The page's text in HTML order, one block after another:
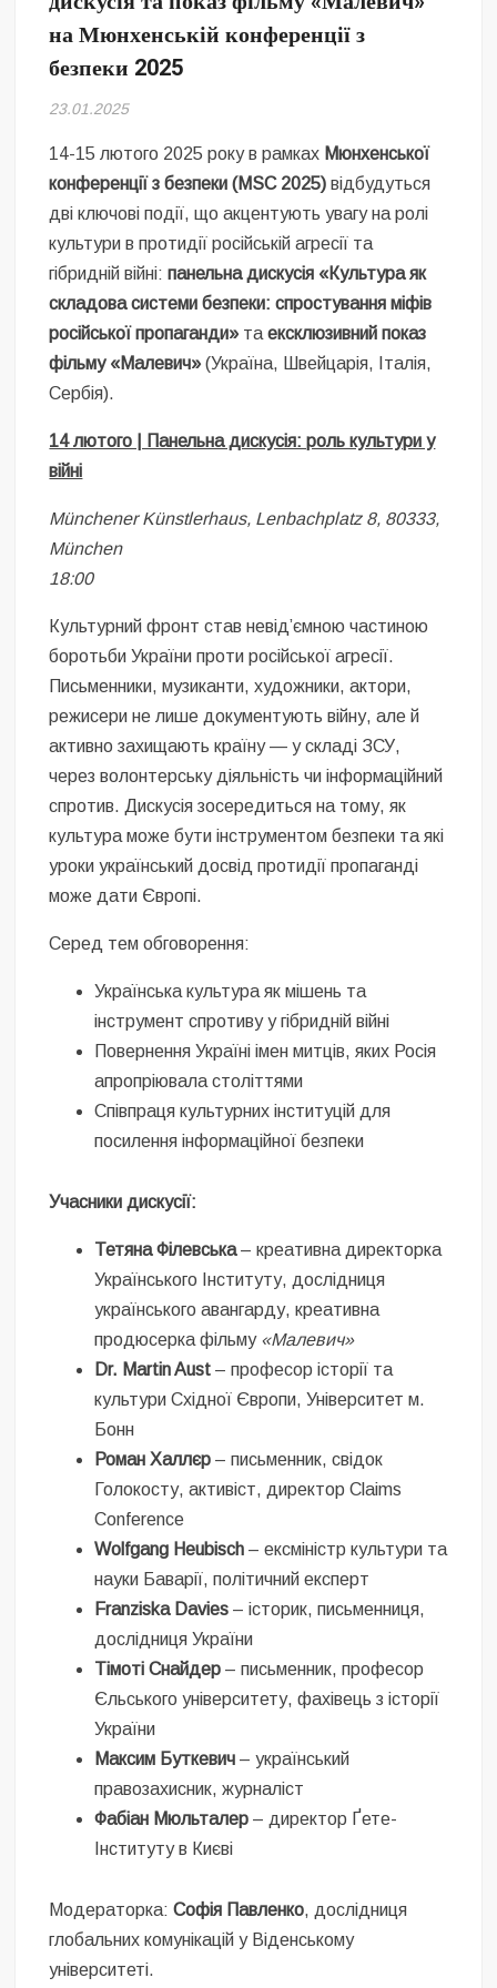
Безугла закликає валити Сирського
Світові бренди одягу та взуття: розвиток ринку та вплив на
сучасну моду
навколо керівництва армії
на Мюнхенській конференції з
безпеки 2025
23.01.2025
14-15 лютого 2025 року в рамках Мюнхенської
конференції з безпеки (MSC 2025) відбудуться
дві ключові події, що акцентують увагу на ролі
культури в протидії російській агресії та
гібридній війні:панельна дискусія «Культура як
складова системи безпеки: спростування міфів
російської пропаганди» таексклюзивний показ
фільму «Малевич» (Україна, Швейцарія, Італія,
Сербія).
14 лютого | Панельна дискусія: роль культури у
війні
Münchener Künstlerhaus, Lenbachplatz 8, 80333,
München
18:00
Культурний фронт став невід’ємною частиною
боротьби України проти російської агресії.
Письменники, музиканти, художники, актори,
режисери не лише документують війну, але й
активно захищають країну — у складі ЗСУ,
через волонтерську діяльність чи інформаційний
спротив. Дискусія зосередиться на тому, як
культура може бути інструментом безпеки та які
уроки український досвід протидії пропаганді
може дати Європі.
Серед тем обговорення:
Українська культура як мішень та
інструмент спротиву у гібридній війні
Повернення Україні імен митців, яких Росія
апропріювала століттями
Співпраця культурних інституцій для
посилення інформаційної безпеки
Учасники дискусії:
Тетяна Філевська– креативна директорка
Українського Інституту, дослідниця
українського авангарду, креативна
продюсерка фільму «Малевич»
Dr. Martin Aust – професор історії та
культури Східної Європи, Університет м.
Бонн
Роман Халлєр – письменник, свідок
Голокосту, активіст, директор Claims
Conference
Wolfgang Heubisch – ексміністр культури та
науки Баварії, політичний експерт
Franziska Davies – історик, письменниця,
дослідниця України
Тімоті Снайдер – письменник, професор
Єльського університету, фахівець з історії
України
Максим Буткевич – український
правозахисник, журналіст
Фабіан Мюльталер – директор Ґете-
Інституту в Києві
Модераторка:Софія Павленко, дослідниця
глобальних комунікацій у Віденському
університеті.